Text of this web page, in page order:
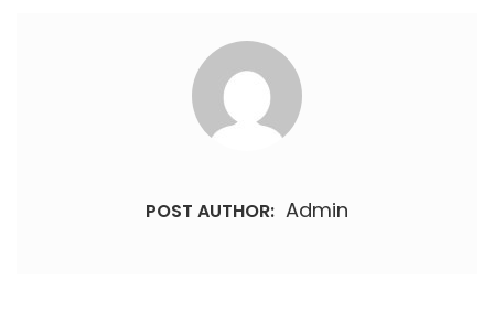
POST AUTHOR: Admin